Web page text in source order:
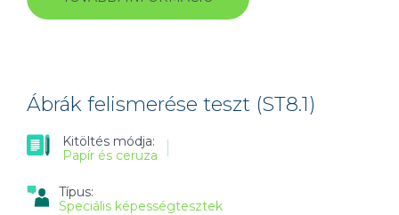
ÉRTELMEZÉS
Ábrák felismerése teszt (ST8.1)
Kitöltés módja:
Papír és ceruza
Típus:
Speciális képességtesztek